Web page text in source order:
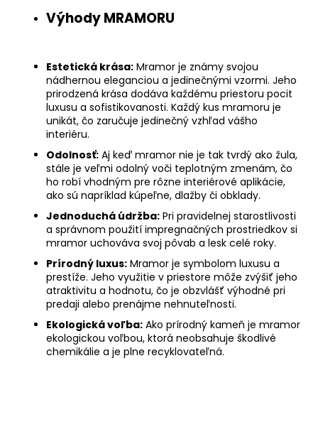
Výhody MRAMORU
Estetická krása: Mramor je známy svojou
nádhernou eleganciou a jedinečnými vzormi. Jeho
prirodzená krása dodáva každému priestoru pocit
luxusu a sofistikovanosti. Každý kus mramoru je
unikát, čo zaručuje jedinečný vzhľad vášho
interiéru.
Odolnosť: Aj keď mramor nie je tak tvrdý ako žula,
stále je veľmi odolný voči teplotným zmenám, čo
ho robí vhodným pre rôzne interiérové aplikácie,
ako sú napríklad kúpeľne, dlažby či obklady.
Jednoduchá údržba: Pri pravidelnej starostlivosti
a správnom použití impregnačných prostriedkov si
mramor uchováva svoj pôvab a lesk celé roky.
Prírodný luxus: Mramor je symbolom luxusu a
prestíže. Jeho využitie v priestore môže zvýšiť jeho
atraktivitu a hodnotu, čo je obzvlášť výhodné pri
predaji alebo prenájme nehnuteľnosti.
Ekologická voľba: Ako prírodný kameň je mramor
ekologickou voľbou, ktorá neobsahuje škodlivé
chemikálie a je plne recyklovateľná.